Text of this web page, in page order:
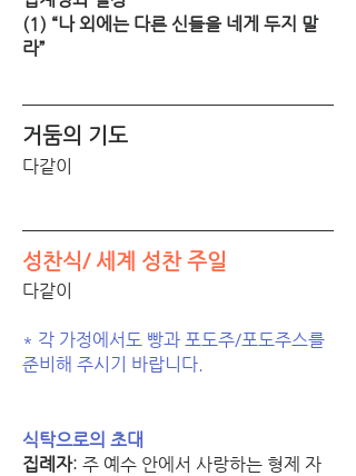
(1) “나 외에는 다른 신들을 네게 두지 말
라”
거둠의 기도
다같이
성찬식/ 세계 성찬 주일
다같이
* 각 가정에서도 빵과 포도주/포도주스를
준비해 주시기 바랍니다.
식탁으로의 초대
집례자: 주 예수 안에서 사랑하는 형제 자